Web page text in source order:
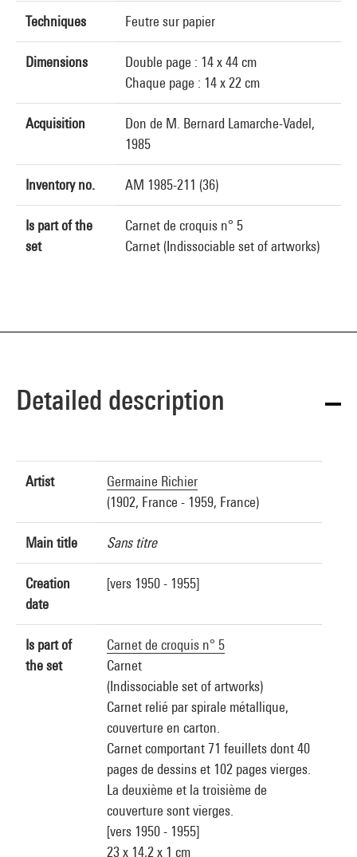
Techniques Feutre sur papier
Dimensions
Double page : 14 x 44 cm
Chaque page : 14 x 22 cm
Acquisition
Don de M. Bernard Lamarche-Vadel,
1985
Inventory no. AM 1985-211 (36)
Is part of the
set
Carnet de croquis n° 5
Carnet (Indissociable set of artworks)
Detailed description
Artist
Germaine Richier
(1902, France - 1959, France)
Main title Sans titre
Creation
date
[vers 1950 - 1955]
Is part of
the set
Carnet de croquis n° 5
Carnet
(Indissociable set of artworks)
Carnet relié par spirale métallique,
couverture en carton.
Carnet comportant 71 feuillets dont 40
pages de dessins et 102 pages vierges.
La deuxième et la troisième de
couverture sont vierges.
[vers 1950 - 1955]
23 x 14,2 x 1 cm